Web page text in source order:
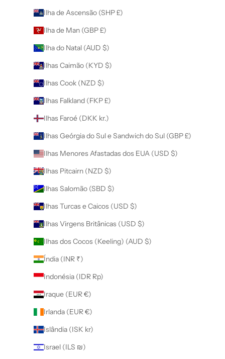
Ilha de Ascensão (SHP £)
Ilha de Man (GBP £)
Ilha do Natal (AUD $)
Ilhas Caimão (KYD $)
Ilhas Cook (NZD $)
Ilhas Falkland (FKP £)
Ilhas Faroé (DKK kr.)
Ilhas Geórgia do Sul e Sandwich do Sul (GBP £)
Ilhas Menores Afastadas dos EUA (USD $)
Ilhas Pitcairn (NZD $)
Ilhas Salomão (SBD $)
Ilhas Turcas e Caicos (USD $)
Ilhas Virgens Britânicas (USD $)
Ilhas dos Cocos (Keeling) (AUD $)
Índia (INR ₹)
Indonésia (IDR Rp)
Iraque (EUR €)
Irlanda (EUR €)
Islândia (ISK kr)
Israel (ILS ₪)